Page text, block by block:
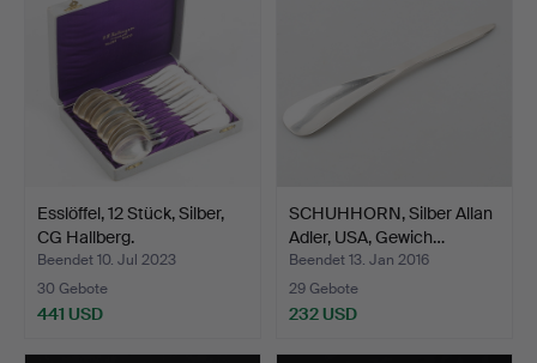
Esslöffel, 12 Stück, Silber,
CG Hallberg.
Beendet 10. Jul 2023
30 Gebote
441 USD
SCHUHHORN, Silber Allan
Adler, USA, Gewich…
Beendet 13. Jan 2016
29 Gebote
232 USD